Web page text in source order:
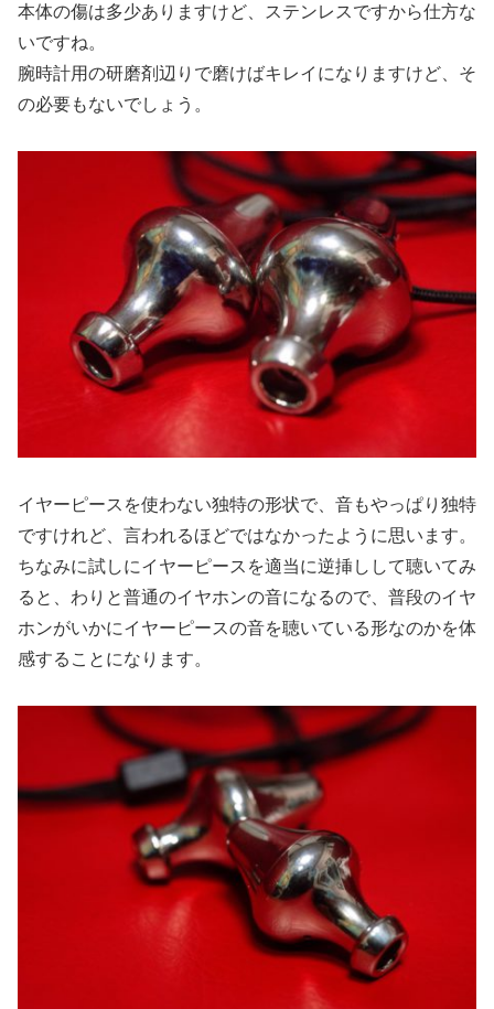
本体の傷は多少ありますけど、ステンレスですから仕方な
いですね。
腕時計用の研磨剤辺りで磨けばキレイになりますけど、そ
の必要もないでしょう。
イヤーピースを使わない独特の形状で、音もやっぱり独特
ですけれど、言われるほどではなかったように思います。
ちなみに試しにイヤーピースを適当に逆挿しして聴いてみ
ると、わりと普通のイヤホンの音になるので、普段のイヤ
ホンがいかにイヤーピースの音を聴いている形なのかを体
感することになります。